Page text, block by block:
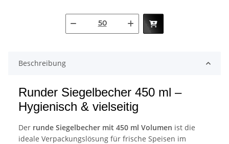
Beschreibung
Runder Siegelbecher 450 ml –
Hygienisch & vielseitig
Der runde Siegelbecher mit 450 ml Volumen ist die
ideale Verpackungslösung für frische Speisen im